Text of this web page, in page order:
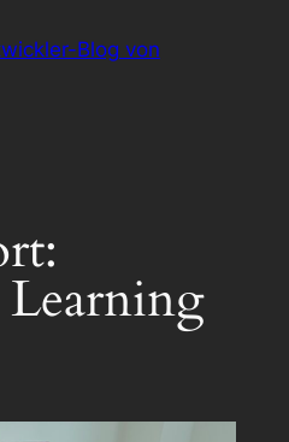
Blog von